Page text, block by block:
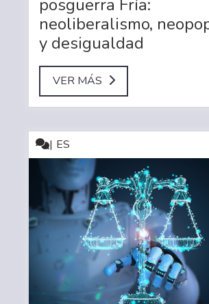
posguerra Fría:
neoliberalismo,
y desigualdad
VER MÁS
ES